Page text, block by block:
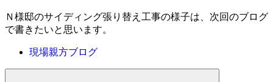
Ｎ様邸のサイディング張り替え工事の様子は、次回のブログ
で書きたいと思います。
現場親方ブログ